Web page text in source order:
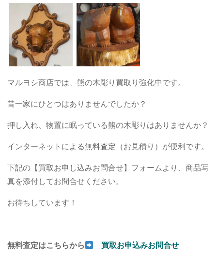
マルヨシ商店では、熊の木彫り買取り強化中です。
昔一家にひとつはありませんでしたか？
押し入れ、物置に眠っている熊の木彫りはありませんか？
インターネットによる無料査定（お見積り）が便利です。
下記の【買取お申し込みお問合せ】フォームより、商品写
真を添付してお問合せください。
お待ちしています！
無料査定はこちらから 買取お申込みお問合せ